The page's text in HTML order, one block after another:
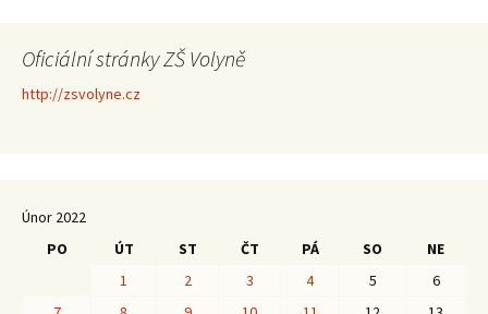
Oficiální stránky ZŠ Volyně
http://zsvolyne.cz
Únor 2022
PO
ÚT ST ČT PÁ SO
NE
1
2 3 4 5
6